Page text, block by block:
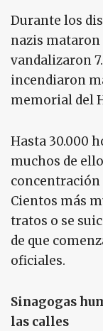
Durante los
nazis mataron
vandalizaron
incendiaron
memorial del
Hasta 30.000
muchos de
concentración
Cientos más
tratos o se
de que
oficiales.
Sinagogas
las calles